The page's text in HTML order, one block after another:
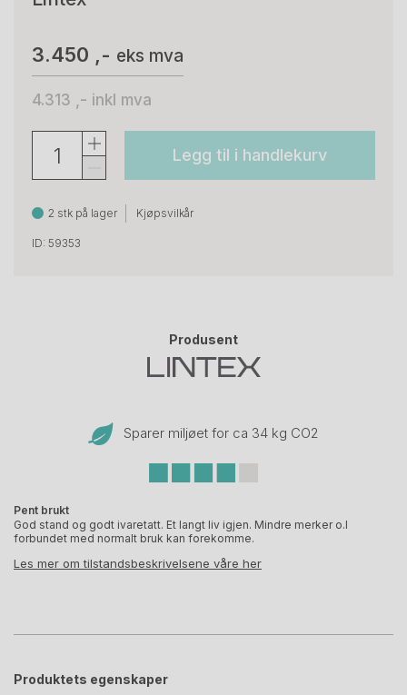
3.450 ,- eks mva
4.313 ,- inkl mva
Legg til i handlekurv
2 stk på lager Kjøpsvilkår
ID: 59353
Produsent
Sparer miljøet for ca 34 kg CO2
Pent brukt
God stand og godt ivaretatt. Et langt liv igjen. Mindre merker o.l
forbundet med normalt bruk kan forekomme.
Les mer om tilstandsbeskrivelsene våre her
Produktets egenskaper